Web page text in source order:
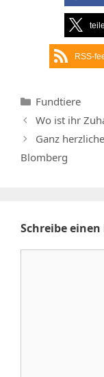
RSS-
Kategorien
Fundtiere
Wo ist ihr
Ganz
Blomberg
Schreibe